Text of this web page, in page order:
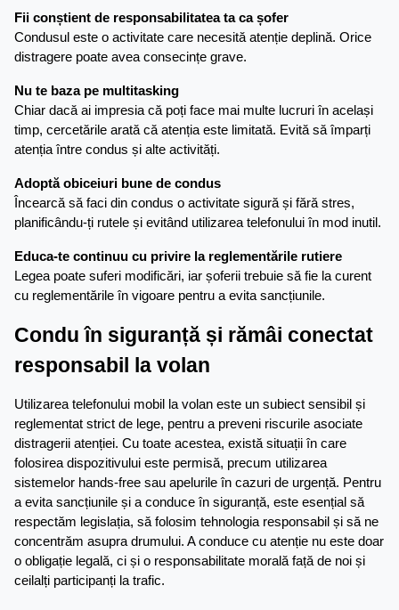
Fii conștient de responsabilitatea ta ca șofer
Condusul este o activitate care necesită atenție deplină. Orice
distragere poate avea consecințe grave.
Nu te baza pe multitasking
Chiar dacă ai impresia că poți face mai multe lucruri în același
timp, cercetările arată că atenția este limitată. Evită să împarți
atenția între condus și alte activități.
Adoptă obiceiuri bune de condus
Încearcă să faci din condus o activitate sigură și fără stres,
planificându-ți rutele și evitând utilizarea telefonului în mod inutil.
Educa-te continuu cu privire la reglementările rutiere
Legea poate suferi modificări, iar șoferii trebuie să fie la curent
cu reglementările în vigoare pentru a evita sancțiunile.
Condu în siguranță și rămâi conectat
responsabil la volan
Utilizarea telefonului mobil la volan este un subiect sensibil și
reglementat strict de lege, pentru a preveni riscurile asociate
distragerii atenției. Cu toate acestea, există situații în care
folosirea dispozitivului este permisă, precum utilizarea
sistemelor hands-free sau apelurile în cazuri de urgență. Pentru
a evita sancțiunile și a conduce în siguranță, este esențial să
respectăm legislația, să folosim tehnologia responsabil și să ne
concentrăm asupra drumului. A conduce cu atenție nu este doar
o obligație legală, ci și o responsabilitate morală față de noi și
ceilalți participanți la trafic.